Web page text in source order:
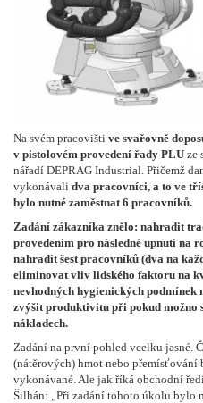
Na svém pracovišti ve svařovně
v pistolovém provedení řady PLU ze
nářadí DEPRAG Industrial. Přičemž
vykonávali dva pracovníci, a to ve
bylo nutné zaměstnat 6 pracovníků.
Zadání zákazníka znělo: nahradit
provedením pro následné upnutí na
nahradit šest pracovníků (dva na
eliminovat vliv lidského faktoru na
nevhodných hygienických podmínek
zvýšit produktivitu při pokud možno
nákladech.
Zadání na první pohled vcelku jasné.
(nátěrových) hmot nebo přemísťování
vykonávané. Ale jak říká obchodní
Šilhán: „Při zadání tohoto úkolu bylo